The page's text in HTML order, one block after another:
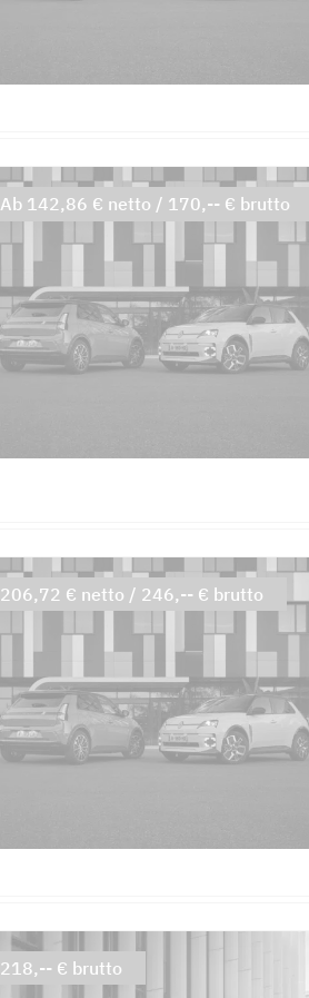
Ab 142,86 € netto / 170,-- € brutto
206,72 € netto / 246,-- € brutto
218,-- € brutto